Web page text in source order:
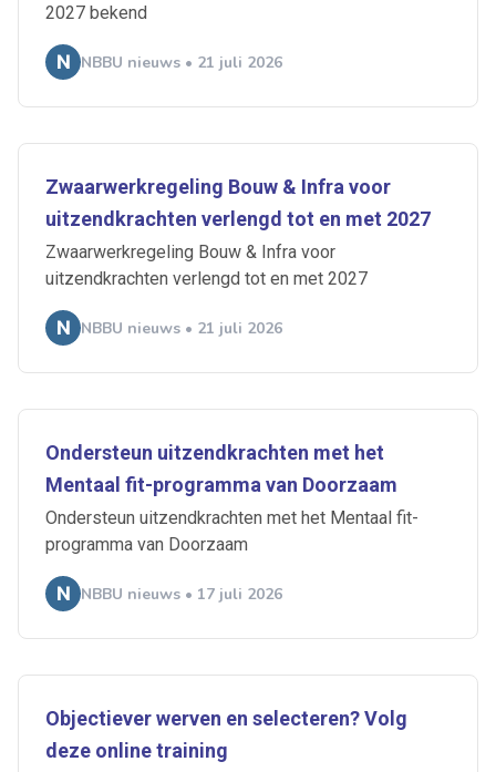
2027 bekend
NBBU nieuws • 21 juli 2026
Zwaarwerkregeling Bouw & Infra voor
uitzendkrachten verlengd tot en met 2027
Zwaarwerkregeling Bouw & Infra voor
uitzendkrachten verlengd tot en met 2027
NBBU nieuws • 21 juli 2026
Ondersteun uitzendkrachten met het
Mentaal fit-programma van Doorzaam
Ondersteun uitzendkrachten met het Mentaal fit-
programma van Doorzaam
NBBU nieuws • 17 juli 2026
Objectiever werven en selecteren? Volg
deze online training